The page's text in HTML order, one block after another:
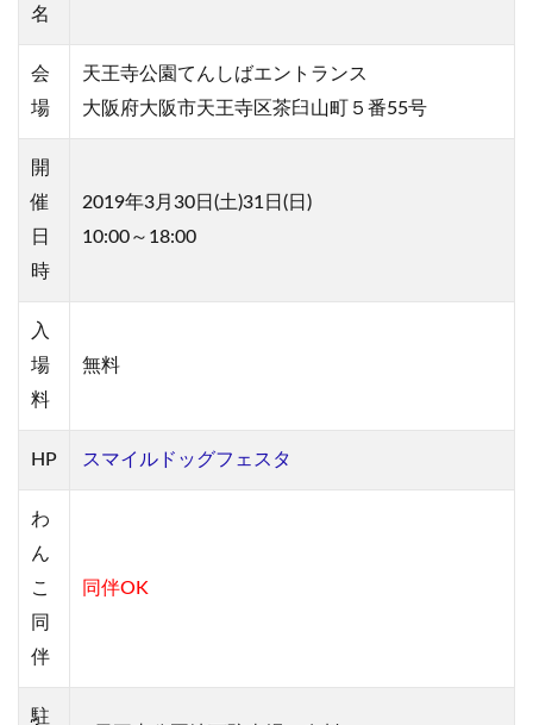
名
会
場
天王寺公園てんしばエントランス
大阪府大阪市天王寺区茶臼山町５番55号
開
催
日
時
2019年3月30日(土)31日(日)
10:00～18:00
入
場
料
無料
HP スマイルドッグフェスタ
わ
ん
こ
同
伴
同伴OK
駐